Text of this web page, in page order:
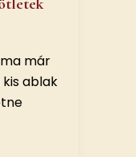
már
ablak